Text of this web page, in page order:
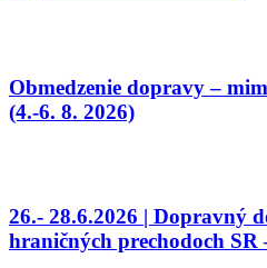
Obmedzenie dopravy –
(4.-6. 8. 2026)
26.- 28.6.2026 | Dopravný
hraničných prechodoch SR